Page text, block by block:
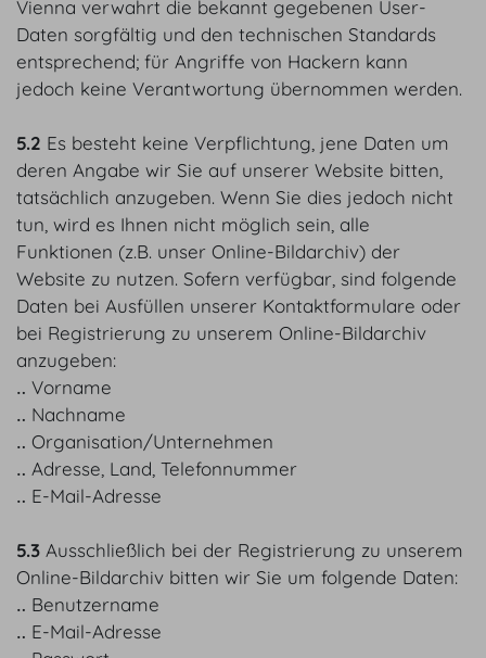
Vienna verwahrt die bekannt gegebenen User-
Daten sorgfältig und den technischen Standards
entsprechend; für Angriffe von Hackern kann
jedoch keine Verantwortung übernommen werden.
5.2 Es besteht keine Verpflichtung, jene Daten um
deren Angabe wir Sie auf unserer Website bitten,
tatsächlich anzugeben. Wenn Sie dies jedoch nicht
tun, wird es Ihnen nicht möglich sein, alle
Funktionen (z.B. unser Online-Bildarchiv) der
Website zu nutzen. Sofern verfügbar, sind folgende
Daten bei Ausfüllen unserer Kontaktformulare oder
bei Registrierung zu unserem Online-Bildarchiv
anzugeben:
‥ Vorname
‥ Nachname
‥ Organisation/Unternehmen
‥ Adresse, Land, Telefonnummer
‥ E-Mail-Adresse
5.3 Ausschließlich bei der Registrierung zu unserem
Online-Bildarchiv bitten wir Sie um folgende Daten:
‥ Benutzername
‥ E-Mail-Adresse